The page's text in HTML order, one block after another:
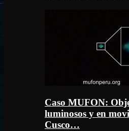
Caso MUFON:
luminosos y en
Cusco…